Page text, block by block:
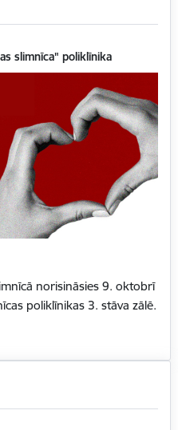
slimnīca" poliklīnika
norisināsies 9. oktobrī
poliklīnikas 3. stāva zālē.